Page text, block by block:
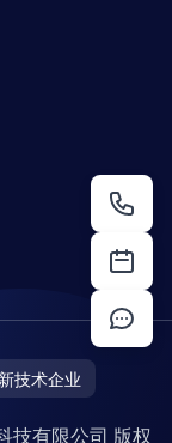
技术企业
技有限公司 版权